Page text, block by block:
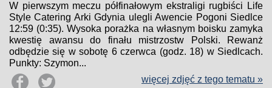
W pierwszym meczu półfinałowym ekstraligi rugbiści Life
Style Catering Arki Gdynia ulegli Awencie Pogoni Siedlce
12:59 (0:35). Wysoka porażka na własnym boisku zamyka
kwestię awansu do finału mistrzostw Polski. Rewanż
odbędzie się w sobotę 6 czerwca (godz. 18) w Siedlcach.
Punkty: Szymon...
więcej zdjęć z tego tematu »